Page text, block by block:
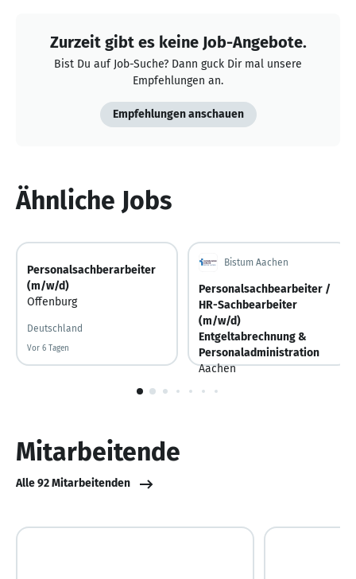
Zurzeit gibt es keine Job-Angebote.
Bist Du auf Job-Suche? Dann guck Dir mal unsere
Empfehlungen an.
Empfehlungen anschauen
Ähnliche Jobs
Personalsachberarbeiter
(m/w/d)
Offenburg
Deutschland
Vor 6 Tagen
Vor 6 Tagen veröffentlicht
Bistum Aachen
Personalsachbearbeiter /
HR-Sachbearbeiter
(m/w/d)
Entgeltabrechnung &
Personaladministration
Aachen
Deutschland
1
Mitarbeitende
Alle 92 Mitarbeitenden